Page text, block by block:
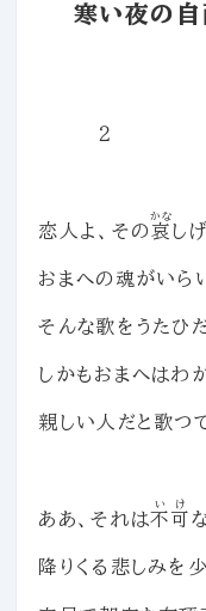
寒い夜の自
２
恋人よ、その哀
かな
し
おまへの魂がいら
そんな歌をうたひ
しかもおまへはわ
親しい人だと歌つ
ああ、それは不可
いけ
降りくる悲しみを